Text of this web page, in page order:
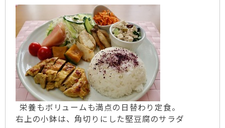
栄養もボリュームも満点の日替わり定食。
右上の小鉢は、角切りにした堅豆腐のサラダ